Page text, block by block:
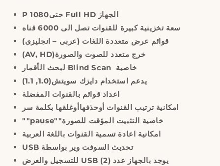
P 1080 Full HD الجهاز
سعة تخزينية كبيرة للقنوات تصل الى 6000 قناه
قوائم عرض متعددة اللغات (عربى – انجليزى)
(AV, HD)خرج متعدد للصوت والصورة
لبحث الأقمار Blind Scan خاصية
يدعم استخدام دايزك سويتش(1.0, 1.1
)
اعداد قوائم بالقنوات المفضلة
امكانية ترتيب القنوات أوحذفهاأوغلقها بكلمة سر
""pause""خاصية التثبيت المؤقت للصورة
امكانية اعادة تسمية القنوات باللغة العربية
USB تحديث السوفت وير بواسطة
للتسجيل والعرض USB يوجد بالجهاز عدد (2 )